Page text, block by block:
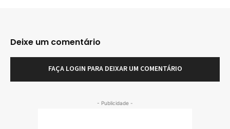
Deixe um comentário
FAÇA LOGIN PARA DEIXAR UM COMENTÁRIO
- Publicidade -